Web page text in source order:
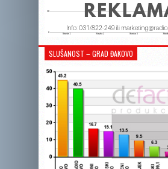
SLUŠANOST – GRAD ĐAKOVO